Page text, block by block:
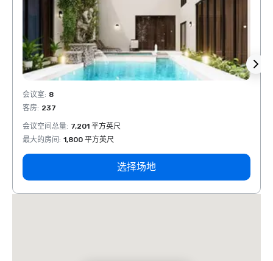
会议室: 8
客房: 237
会议空间总量: 7,201 平方英尺
最大的房间 : 1,800 平方英尺
选择场地